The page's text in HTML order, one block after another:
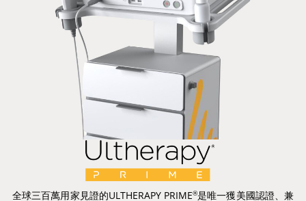
全球三百萬用家見證的ULTHERAPY PRIME®是唯一獲美國認證、兼